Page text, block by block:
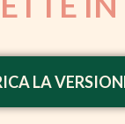
LA